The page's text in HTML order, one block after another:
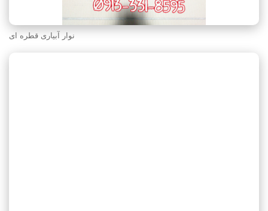
نوار آبیاری قطره ای